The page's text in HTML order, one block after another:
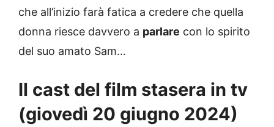
che all’inizio farà fatica a credere che quella
donna riesce davvero a parlare con lo spirito
del suo amato Sam…
Il cast del film stasera in tv
(giovedì 20 giugno 2024)